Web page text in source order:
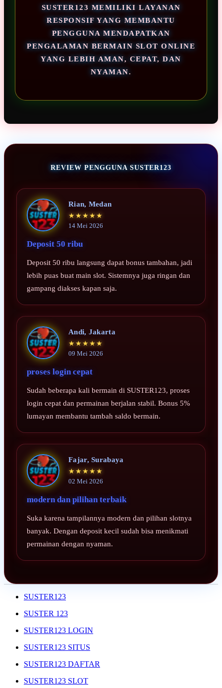
SUSTER123 MEMILIKI LAYANAN
RESPONSIF YANG MEMBANTU
PENGGUNA MENDAPATKAN
PENGALAMAN BERMAIN SLOT ONLINE
YANG LEBIH AMAN, CEPAT, DAN
NYAMAN.
REVIEW PENGGUNA SUSTER123
Rian, Medan
★★★★★
14 Mei 2026
Deposit 50 ribu
Deposit 50 ribu langsung dapat bonus tambahan, jadi
lebih puas buat main slot. Sistemnya juga ringan dan
gampang diakses kapan saja.
Andi, Jakarta
★★★★★
09 Mei 2026
proses login cepat
Sudah beberapa kali bermain di SUSTER123, proses
login cepat dan permainan berjalan stabil. Bonus 5%
lumayan membantu tambah saldo bermain.
Fajar, Surabaya
★★★★★
02 Mei 2026
modern dan pilihan terbaik
Suka karena tampilannya modern dan pilihan slotnya
banyak. Dengan deposit kecil sudah bisa menikmati
permainan dengan nyaman.
SUSTER123
SUSTER 123
SUSTER123 LOGIN
SUSTER123 SITUS
SUSTER123 DAFTAR
SUSTER123 SLOT